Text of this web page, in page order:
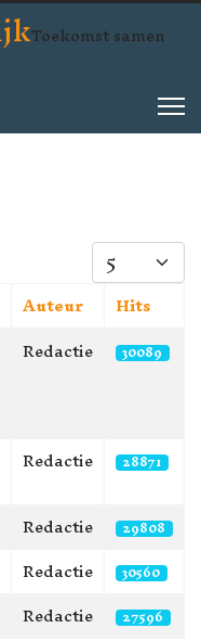
Toekomst samen
Toon #
Auteur
Hits
Redactie 30089
Redactie 28871
Redactie 29808
Redactie 30560
Redactie 27596